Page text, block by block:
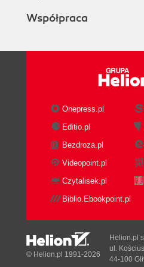
Współpraca
Onepress.pl
Editio.pl
Bezdroza.pl
Videopoint.pl
Czytalisek.pl
Biblio.Ebookpoint.pl
© Helion.pl 1991-2026
Helion.pl
ul.
44-100